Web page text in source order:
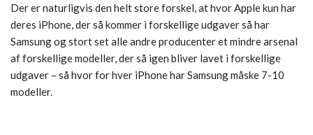
Der er naturligvis den helt store forskel, at hvor Apple kun har
deres iPhone, der så kommer i forskellige udgaver så har
Samsung og stort set alle andre producenter et mindre arsenal
af forskellige modeller, der så igen bliver lavet i forskellige
udgaver – så hvor for hver iPhone har Samsung måske 7-10
modeller.